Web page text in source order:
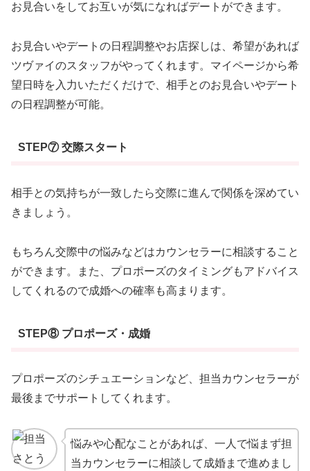
お見合いをしてお互いが気になればデートができます。
お見合いやデートの日程調整やお店探しは、希望があれば
ツヴァイのスタッフがやってくれます。マイページから希
望日時を入力いただくだけで、相手とのお見合いやデート
の日程調整が可能。
STEP⑦ 交際スタート
相手との気持ちが一致したら交際に進んで関係を深めてい
きましょう。
もちろん交際中の悩みなどはカウンセラーに相談すること
ができます。また、プロポーズのタイミングもアドバイス
してくれるので成婚への確率も高まります。
STEP⑧ プロポーズ・成婚
プロポーズのシチュエーションなど、担当カウンセラーが
最後までサポートしてくれます。
悩みや心配なことがあれば、一人で悩まず担
当カウンセラーに相談して成婚まで進めまし